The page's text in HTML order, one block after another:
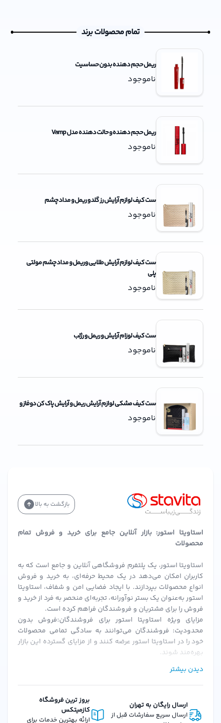
تمام محصولات برند
ریمل حجم دهنده بدون حساسیت
ناموجود
ریمل حجم دهنده و حالت دهنده مدل Vamp
ناموجود
ست کیف لوازم آرایش رز گلد و ریمل و مداد چشم
ناموجود
ست کیف لوازم آرایش طلایی وریمل و مداد چشم مولتی
پلی
ناموجود
ست کیف لوزام آرایش و ریمل و رژلب
ناموجود
ست کیف مشکی لوازم آرایش ریمل و آرایش پاک کن دوفاز و
ناموجود
بازگشت به بالا
استاویتا استور: بازار آنلاین جامع برای خرید و فروش تمام
محصولات
استاویتا استور، یک پلتفرم فروشگاهی آنلاین و جامع است که به
کاربران امکان می‌دهد در یک محیط حرفه‌ای، به خرید و فروش
انواع محصولات بپردازند. با ایجاد فضایی امن و شفاف، استاویتا
استور به‌عنوان یک بستر نوآورانه، تجربه‌ای منحصر به فرد از خرید و
فروش را برای مشتریان و فروشندگان فراهم کرده است.
مزایای ویژه استاویتا استور برای فروشندگان:فروش بدون
محدودیت: فروشندگان می‌توانند به سادگی تمامی محصولات
خود را در استاویتا استور عرضه کنند و از مزایای گسترده این بازار
بهره‌مند شوند.
فروشندگان می‌توانند به سرعت فعالیت خود را آغاز کنند.
کمیسیون‌های منعطف: استاویتا استور با ارائه کمیسیون‌های
قابل تنظیم، شرایطی را فراهم می‌کند که فروشندگان بتوانند به
بهترین نحو از پلتفرم استفاده کنند.
امکانات و ویژگی‌های استاویتا استور برای مشتریان:تنوع گسترده
دیدن بیشتر
ارسال رایگان به تهران
ارسال سریع سفارشات قبل از
بروز ترین فروشگاه
کازمیتکس
ارائه بهترین خدمات برای